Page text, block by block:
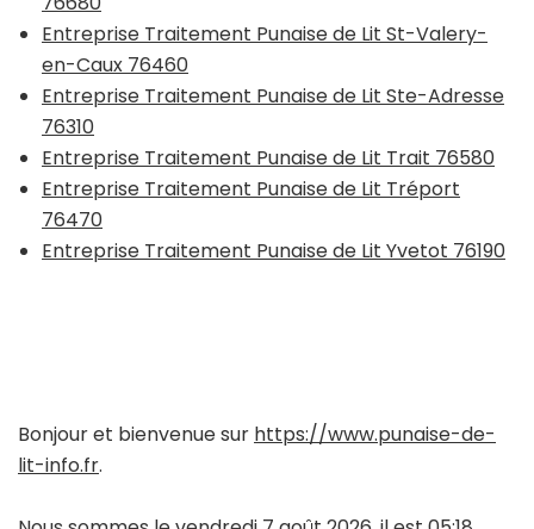
Entreprise Traitement Punaise de Lit St-Valery-
en-Caux 76460
Entreprise Traitement Punaise de Lit Ste-Adresse
76310
Entreprise Traitement Punaise de Lit Trait 76580
Entreprise Traitement Punaise de Lit Tréport
76470
Entreprise Traitement Punaise de Lit Yvetot 76190
Bonjour et bienvenue sur https://www.punaise-de-
lit-info.fr.